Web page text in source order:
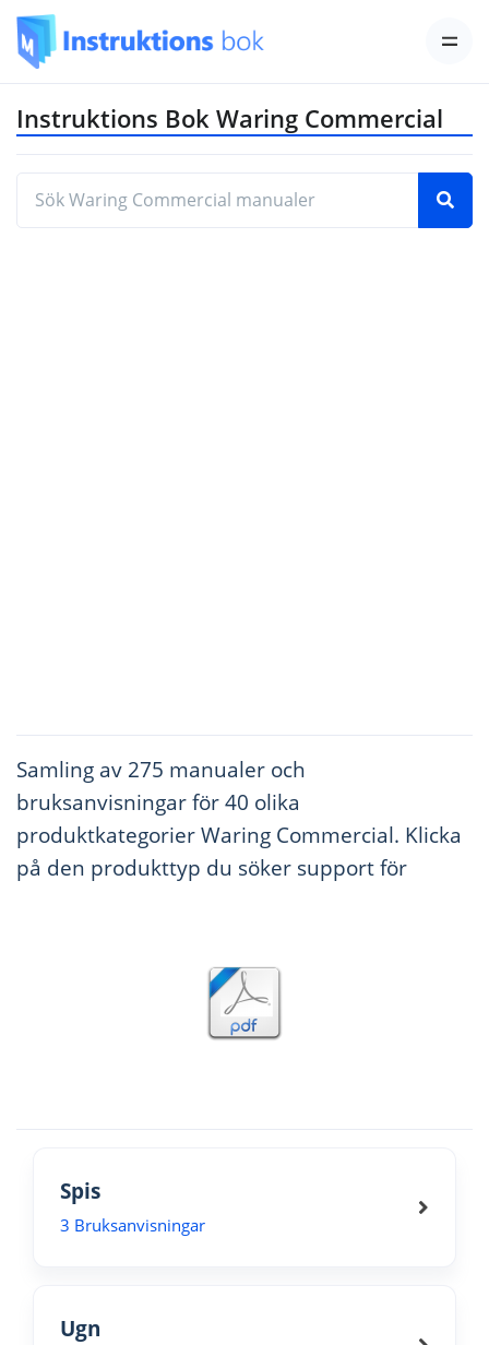
Instruktions Bok Waring Commercial
Samling av 275 manualer och
bruksanvisningar för 40 olika
produktkategorier Waring Commercial. Klicka
på den produkttyp du söker support för
Spis
3 Bruksanvisningar
Ugn